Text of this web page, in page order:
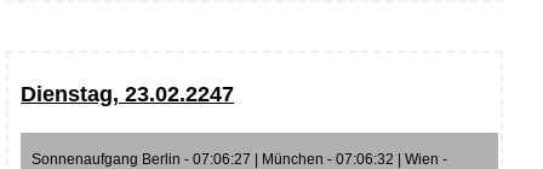
Dienstag, 23.02.2247
Sonnenaufgang Berlin - 07:06:27 | München - 07:06:32 | Wien -